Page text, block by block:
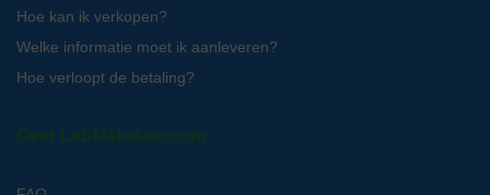
Hoe kan ik verkopen?
Welke informatie moet ik aanleveren?
Hoe verloopt de betaling?
Over LabMakelaar.com